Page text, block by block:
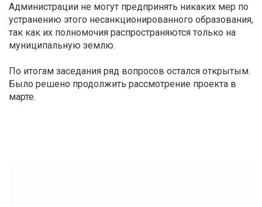
Администрации не могут предпринять никаких мер по
устранению этого несанкционированного образования,
так как их полномочия распространяются только на
муниципальную землю.
По итогам заседания ряд вопросов остался открытым.
Было решено продолжить рассмотрение проекта в
марте.